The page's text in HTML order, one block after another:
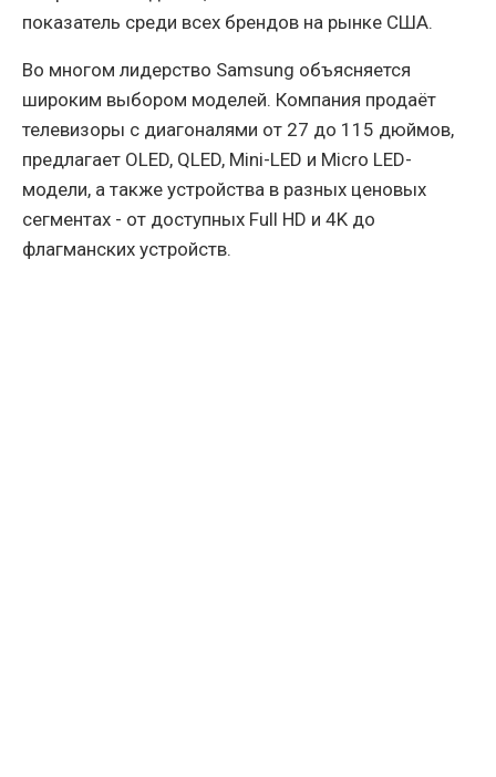
показатель среди всех брендов на рынке США.
Во многом лидерство Samsung объясняется
широким выбором моделей. Компания продаёт
телевизоры с диагоналями от 27 до 115 дюймов,
предлагает OLED, QLED, Mini-LED и Micro LED-
модели, а также устройства в разных ценовых
сегментах - от доступных Full HD и 4K до
флагманских устройств.